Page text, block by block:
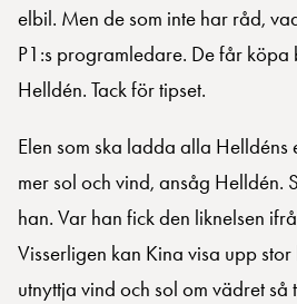
elbil. Men de som inte har råd,
P1:s programledare. De får
Helldén. Tack för tipset.
Elen som ska ladda alla
mer sol och vind, ansåg Helldén.
han. Var han fick den liknelsen
Visserligen kan Kina visa upp
utnyttja vind och sol om vädret så